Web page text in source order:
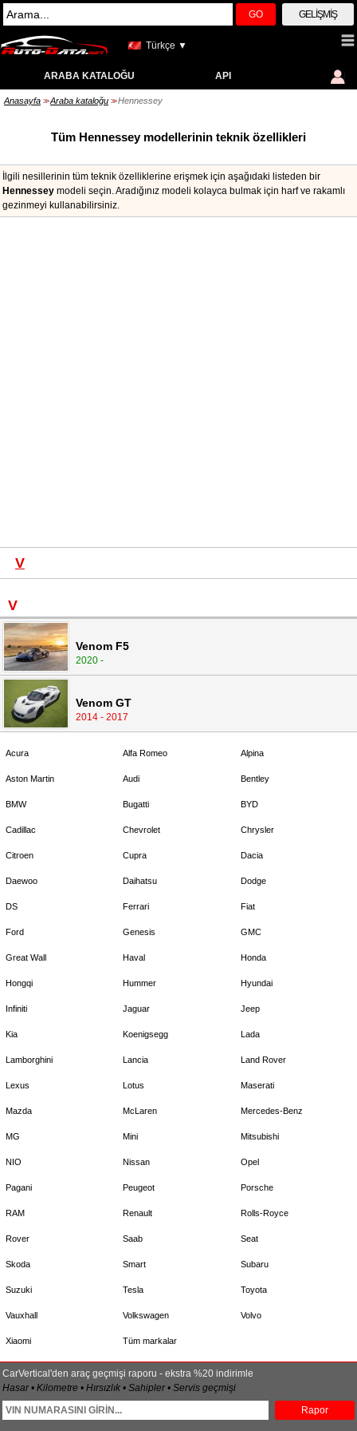
GO GELIŞMIŞ
Türkçe ▼
ARABA KATALOĞU API
Anasayfa >> Araba kataloğu >> Hennessey
Tüm Hennessey modellerinin teknik özellikleri
İlgili nesillerinin tüm teknik özelliklerine erişmek için aşağıdaki listeden bir
Hennessey modeli seçin. Aradığınız modeli kolayca bulmak için harf ve rakamlı
gezinmeyi kullanabilirsiniz.
V
V
Venom F5
2020 -
Venom GT
2014 - 2017
Acura Alfa Romeo Alpina
Aston Martin Audi Bentley
BMW Bugatti BYD
Cadillac Chevrolet Chrysler
Citroen Cupra Dacia
Daewoo Daihatsu Dodge
DS Ferrari Fiat
Ford Genesis GMC
Great Wall Haval Honda
Hongqi Hummer Hyundai
Infiniti Jaguar Jeep
Kia Koenigsegg Lada
Lamborghini Lancia Land Rover
Lexus Lotus Maserati
Mazda McLaren Mercedes-Benz
MG Mini Mitsubishi
NIO Nissan Opel
Pagani Peugeot Porsche
RAM Renault Rolls-Royce
Rover Saab Seat
Skoda Smart Subaru
Suzuki Tesla Toyota
Vauxhall Volkswagen Volvo
Xiaomi Tüm markalar
CarVertical'den araç geçmişi raporu - ekstra %20 indirimle
Hasar • Kilometre • Hırsızlık • Sahipler • Servis geçmişi
Rapor